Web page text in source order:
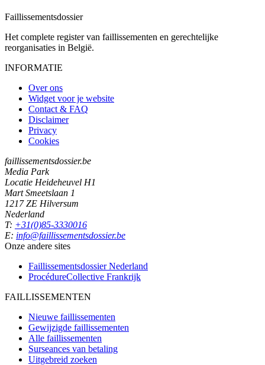
Faillissementsdossier
Het complete register van faillissementen en gerechtelijke
reorganisaties in België.
INFORMATIE
Over ons
Widget voor je website
Contact & FAQ
Disclaimer
Privacy
Cookies
faillissementsdossier.be
Media Park
Locatie Heideheuvel H1
Mart Smeetslaan 1
1217 ZE Hilversum
Nederland
T: +31(0)85-3330016
E: info@faillissementsdossier.be
Onze andere sites
Faillissementsdossier Nederland
ProcédureCollective Frankrijk
FAILLISSEMENTEN
Nieuwe faillissementen
Gewijzigde faillissementen
Alle faillissementen
Surseances van betaling
Uitgebreid zoeken